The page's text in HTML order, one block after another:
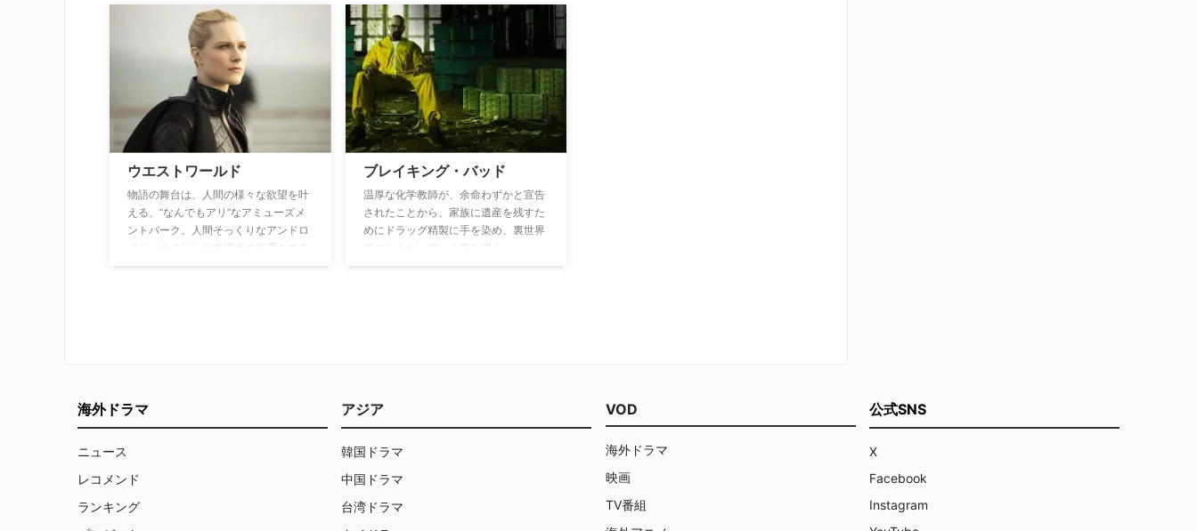
に登場する以前の出来事が描かれてい
ウエストワールド
物語の舞台は、人間の様々な欲望を叶
える、”なんでもアリ”なアミューズメ
ントパーク。人間そっくりなアンドロ
イド（ホスト）が来場者の相手をする
ブレイキング・バッド
温厚な化学教師が、余命わずかと宣告
されたことから、家族に遺産を残すた
めにドラッグ精製に手を染め、裏世界
でのし上がっていく姿を描く。
海外ドラマ
ニュース
レコメンド
ランキング
アジア
韓国ドラマ
中国ドラマ
台湾ドラマ
VOD
海外ドラマ
映画
TV番組
公式SNS
X
Facebook
Instagram